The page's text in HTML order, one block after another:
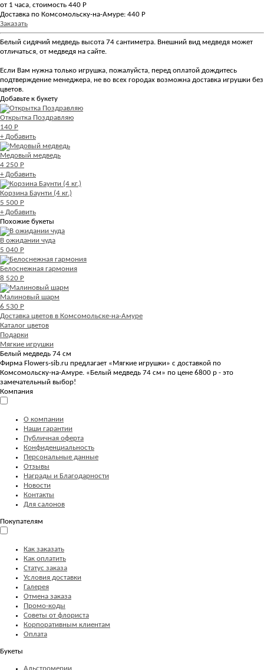
от 1 часа, стоимость 440 Р
Доставка по Комсомольску-на-Амуре: 440 Р
Заказать
Белый сидячий медведь высота 74 сантиметра. Внешний вид медведя может
отличаться, от медведя на сайте.
Если Вам нужна только игрушка, пожалуйста, перед оплатой дождитесь
подтверждение менеджера, не во всех городах возможна доставка игрушки без
цветов.
Добавьте к букету
Открытка Поздравляю
140 Р
+ Добавить
Медовый медведь
4 250 Р
+ Добавить
Корзина Баунти (4 кг.)
5 500 Р
+ Добавить
Похожие букеты
В ожидании чуда
5 040 Р
Белоснежная гармония
8 520 Р
Малиновый шарм
6 530 Р
Доставка цветов в Комсомольске-на-Амуре
Каталог цветов
Подарки
Мягкие игрушки
Белый медведь 74 см
Фирма Flowers-sib.ru предлагает «Мягкие игрушки» с доставкой по
Комсомольску-на-Амуре. «Белый медведь 74 см» по цене 6800 р - это
замечательный выбор!
Компания
О компании
Наши гарантии
Публичная оферта
Конфиденциальность
Персональные данные
Отзывы
Награды и Благодарности
Новости
Контакты
Для салонов
Покупателям
Как заказать
Как оплатить
Статус заказа
Условия доставки
Галерея
Отмена заказа
Промо-коды
Советы от флориста
Корпоративным клиентам
Оплата
Букеты
Альстромерии